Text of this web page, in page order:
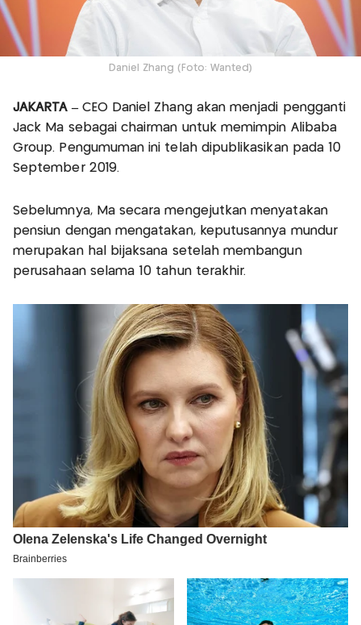
Daniel Zhang (Foto: Wanted)
JAKARTA –CEO Daniel Zhang akan menjadi pengganti
Jack Ma sebagai chairman untuk memimpin Alibaba
Group. Pengumuman ini telah dipublikasikan pada 10
September 2019.
Sebelumnya, Ma secara mengejutkan menyatakan
pensiun dengan mengatakan, keputusannya mundur
merupakan hal bijaksana setelah membangun
perusahaan selama 10 tahun terakhir.